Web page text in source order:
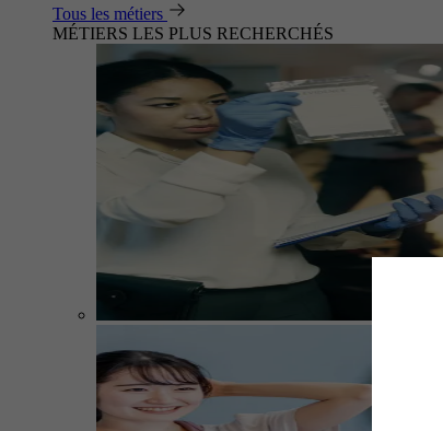
Tous les métiers
MÉTIERS LES PLUS RECHERCHÉS